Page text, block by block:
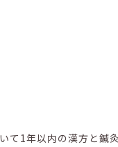
1年以内の漢方と鍼